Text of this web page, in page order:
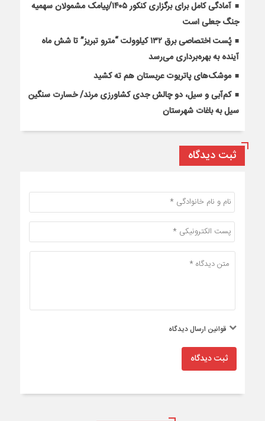
آمادگی کامل برای برگزاری کنکور ۱۴۰۵/پیامک مشمولان سهمیه
جنگ جعلی است
پُست اختصاصی برق ۱۳۲ کیلوولت “مترو تبریز” تا شش ماه
آینده به بهره‌برداری می‌رسد
موشک‌های پاتریوت عربستان هم ته‌ کشید
کم‌آبی و سیل، دو چالش جدی کشاورزی مرند/ خسارت سنگین
سیل به باغات شهرستان
ثبت دیدگاه
قوانین ارسال دیدگاه
ثبت دیدگاه